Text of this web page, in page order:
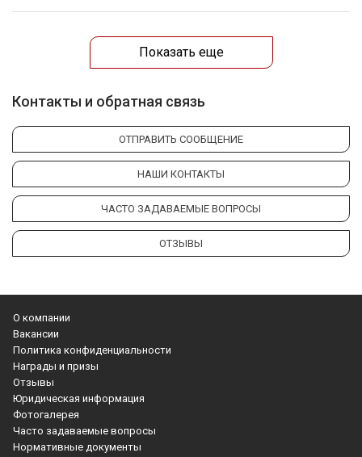
Показать еще
О компании
Вакансии
Политика конфиденциальности
Награды и призы
Отзывы
Юридическая информация
Фотогалерея
Часто задаваемые вопросы
Нормативные документы
Контакты и обратная связь
ОТПРАВИТЬ СООБЩЕНИЕ
НАШИ КОНТАКТЫ
ЧАСТО ЗАДАВАЕМЫЕ ВОПРОСЫ
ОТЗЫВЫ